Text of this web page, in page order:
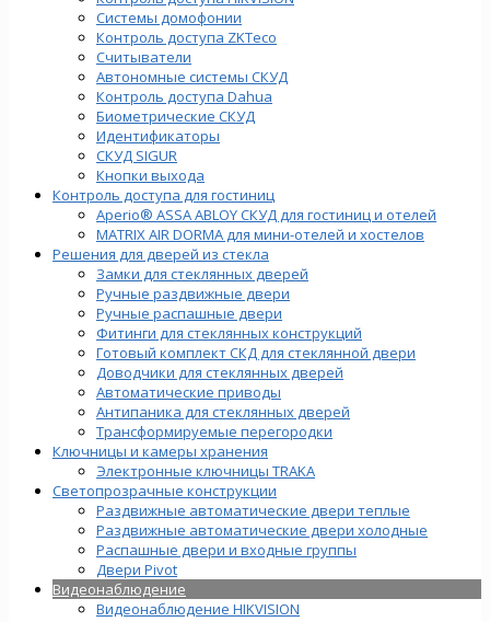
Системы домофонии
Контроль доступа ZKTeco
Считыватели
Автономные системы СКУД
Контроль доступа Dahua
Биометрические СКУД
Идентификаторы
СКУД SIGUR
Кнопки выхода
Контроль доступа для гостиниц
Aperio® ASSA ABLOY СКУД для гостиниц и отелей
MATRIX AIR DORMA для мини-отелей и хостелов
Решения для дверей из стекла
Замки для стеклянных дверей
Ручные раздвижные двери
Ручные распашные двери
Фитинги для стеклянных конструкций
Готовый комплект СКД для стеклянной двери
Доводчики для стеклянных дверей
Автоматические приводы
Антипаника для стеклянных дверей
Трансформируемые перегородки
Ключницы и камеры хранения
Электронные ключницы TRAKA
Светопрозрачные конструкции
Раздвижные автоматические двери теплые
Раздвижные автоматические двери холодные
Распашные двери и входные группы
Двери Pivot
Видеонаблюдение
Видеонаблюдение HIKVISION